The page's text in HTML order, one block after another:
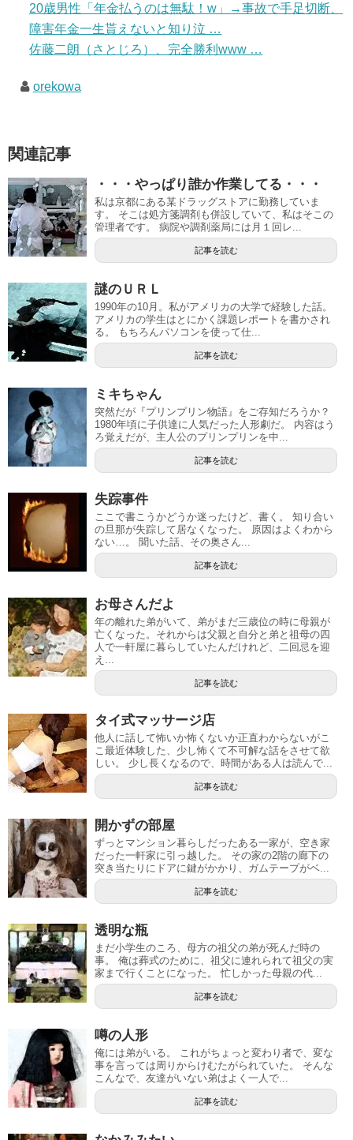
20歳男性「年金払うのは無駄！w」→事故で手足切断、
障害年金一生貰えないと知り泣 …
佐藤二朗（さとじろ）、完全勝利www …
orekowa
関連記事
・・・やっぱり誰か作業してる・・・
私は京都にある某ドラッグストアに勤務していま
す。 そこは処方箋調剤も併設していて、私はそこの
管理者です。 病院や調剤薬局には月１回レ...
記事を読む
謎のＵＲＬ
1990年の10月。私がアメリカの大学で経験した話。
アメリカの学生はとにかく課題レポートを書かされ
る。 もちろんパソコンを使って仕...
記事を読む
ミキちゃん
突然だが『プリンプリン物語』をご存知だろうか？
1980年頃に子供達に人気だった人形劇だ。 内容はう
ろ覚えだが、主人公のプリンプリンを中...
記事を読む
失踪事件
ここで書こうかどうか迷ったけど、書く。 知り合い
の旦那が失踪して居なくなった。 原因はよくわから
ない…。 聞いた話、その奥さん...
記事を読む
お母さんだよ
年の離れた弟がいて、弟がまだ三歳位の時に母親が
亡くなった。それからは父親と自分と弟と祖母の四
人で一軒屋に暮らしていたんだけれど、二回忌を迎
え...
記事を読む
タイ式マッサージ店
他人に話して怖いか怖くないか正直わからないがこ
こ最近体験した、少し怖くて不可解な話をさせて欲
しい。 少し長くなるので、時間がある人は読んで...
記事を読む
開かずの部屋
ずっとマンション暮らしだったある一家が、空き家
だった一軒家に引っ越した。 その家の2階の廊下の
突き当たりにドアに鍵がかかり、ガムテープがベ...
記事を読む
透明な瓶
まだ小学生のころ、母方の祖父の弟が死んだ時の
事。 俺は葬式のために、祖父に連れられて祖父の実
家まで行くことになった。 忙しかった母親の代...
記事を読む
噂の人形
俺には弟がいる。 これがちょっと変わり者で、変な
事を言っては周りからけむたがられていた。 そんな
こんなで、友達がいない弟はよく一人で...
記事を読む